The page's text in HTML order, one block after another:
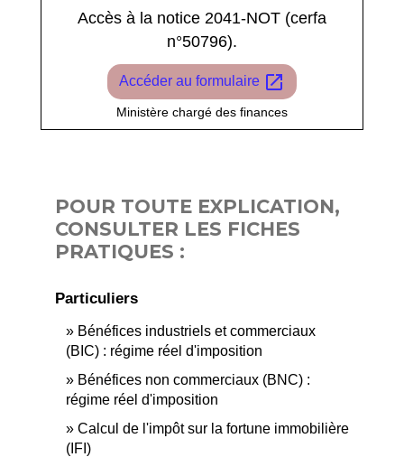
Accès à la notice 2041-NOT (cerfa
n°50796).
Accéder au formulaire open_in_new
Ministère chargé des finances
POUR TOUTE EXPLICATION,
CONSULTER LES FICHES
PRATIQUES :
Particuliers
Bénéfices industriels et commerciaux
(BIC) : régime réel d'imposition
Bénéfices non commerciaux (BNC) :
régime réel d'imposition
Calcul de l'impôt sur la fortune immobilière
(IFI)